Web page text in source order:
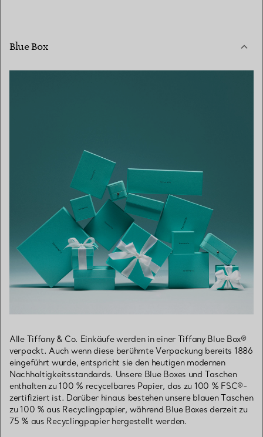
Blue Box
Alle Tiffany & Co. Einkäufe werden in einer Tiffany Blue Box®
verpackt. Auch wenn diese berühmte Verpackung bereits 1886
eingeführt wurde, entspricht sie den heutigen modernen
Nachhaltigkeitsstandards. Unsere Blue Boxes und Taschen
enthalten zu 100 % recycelbares Papier, das zu 100 % FSC®-
zertifiziert ist. Darüber hinaus bestehen unsere blauen Taschen
zu 100 % aus Recyclingpapier, während Blue Boxes derzeit zu
75 % aus Recyclingpapier hergestellt werden.